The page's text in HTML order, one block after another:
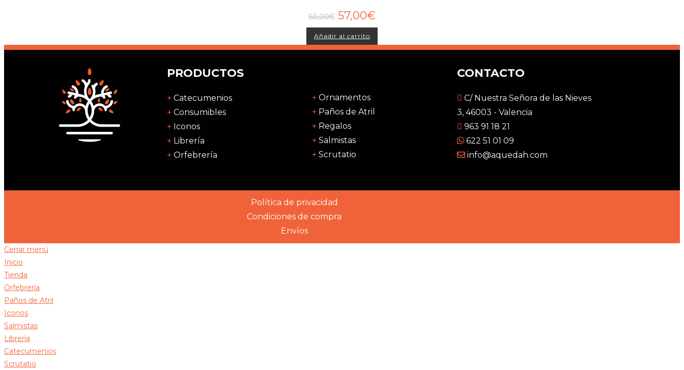
60,00€ 57,00€
Añadir al carrito
PRODUCTOS
Catecumenios
Consumibles
Iconos
Librería
Orfebrería
Ornamentos
Paños de Atril
Regalos
Salmistas
Scrutatio
CONTACTO
C/ Nuestra Señora de las Nieves
3, 46003 - Valencia
963 91 18 21
622 51 01 09
info@aquedah.com
Política de privacidad
Condiciones de compra
Envíos
Cerrar menú
Inicio
Tienda
Orfebrería
Paños de Atril
Iconos
Salmistas
Librería
Catecumenios
Scrutatio